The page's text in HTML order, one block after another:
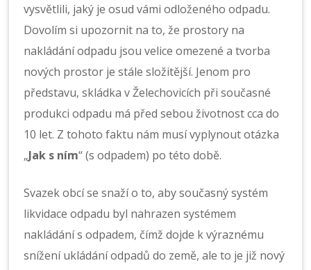
vysvětlili, jaký je osud vámi odloženého odpadu.
Dovolím si upozornit na to, že prostory na
nakládání odpadu jsou velice omezené a tvorba
nových prostor je stále složitější. Jenom pro
představu, skládka v Želechovicích při současné
produkci odpadu má před sebou životnost cca do
10 let. Z tohoto faktu nám musí vyplynout otázka
„Jak s ním“ (s odpadem) po této době.
Svazek obcí se snaží o to, aby současný systém
likvidace odpadu byl nahrazen systémem
nakládání s odpadem, čímž dojde k výraznému
snížení ukládání odpadů do země, ale to je již nový